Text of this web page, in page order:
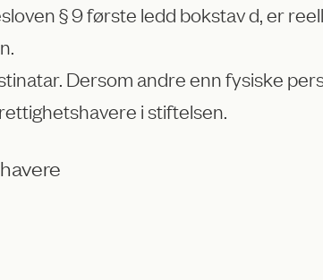
§ 9 første ledd bokstav d, er
Dersom andre enn fysiske
i stiftelsen.